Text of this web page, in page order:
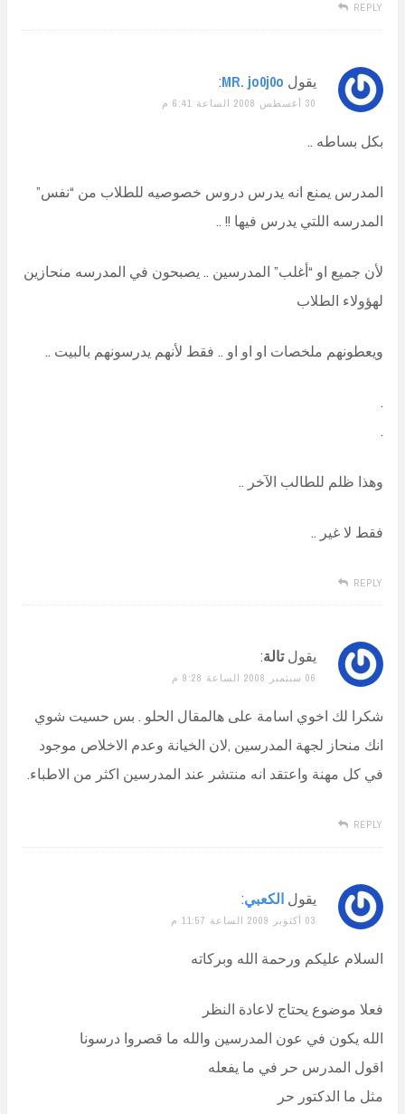
REPLY
يقول MR. jo0j0o
:
30 أغسطس 2008 الساعة 6:41 م
بكل بساطه ..
المدرس يمنع انه يدرس دروس خصوصيه للطلاب من “نفس”
المدرسه اللتي يدرس فيها !! ..
لأن جميع او “أغلب” المدرسين .. يصبحون في المدرسه منحازين
لهؤولاء الطلاب
ويعطونهم ملخصات او او او .. فقط لأنهم يدرسونهم بالبيت ..
.
.
وهذا ظلم للطالب الآخر ..
فقط لا غير ..
REPLY
يقول تالة:
06 سبتمبر 2008 الساعة 9:28 م
شكرا لك اخوي اسامة على هالمقال الحلو . بس حسيت شوي
انك منحاز لجهة المدرسين ,لان الخيانة وعدم الاخلاص موجود
في كل مهنة واعتقد انه منتشر عند المدرسين اكثر من الاطباء.
REPLY
يقول الكعبي:
03 أكتوبر 2009 الساعة 11:57 م
السلام عليكم ورحمة الله وبركاته
فعلا موضوع يحتاج لاعادة النظر
الله يكون في عون المدرسين والله ما قصروا درسونا
اقول المدرس حر في ما يفعله
مثل ما الدكتور حر